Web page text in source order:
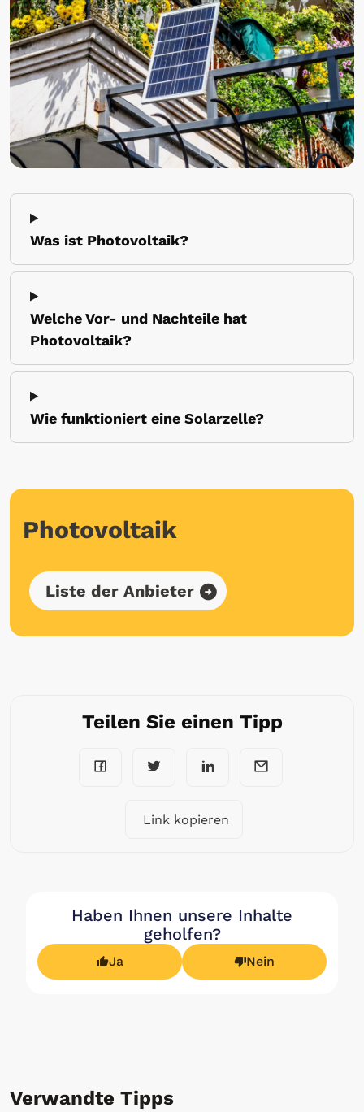
Was ist Photovoltaik?
Welche Vor- und Nachteile hat
Photovoltaik?
Wie funktioniert eine Solarzelle?
Photovoltaik
Liste der Anbieter
Teilen Sie einen Tipp
Link kopieren
Haben Ihnen unsere Inhalte
geholfen?
Ja Nein
Verwandte Tipps